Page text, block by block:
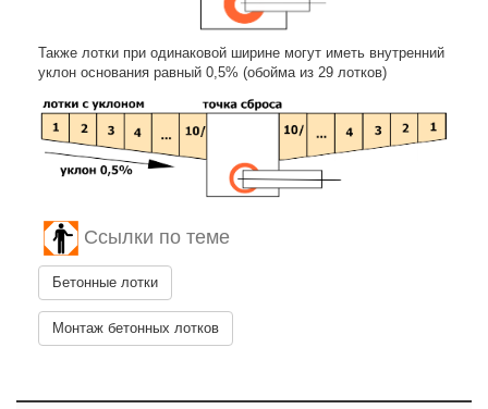
Также лотки при одинаковой ширине могут иметь внутренний
уклон основания равный 0,5% (обойма из 29 лотков)
Ссылки по теме
Бетонные лотки
Монтаж бетонных лотков